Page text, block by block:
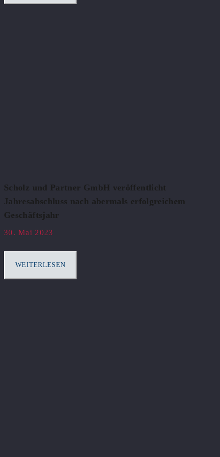
Scholz und Partner GmbH veröffentlicht
Jahresabschluss nach abermals erfolgreichem
Geschäftsjahr
30. Mai 2023
WEITERLESEN